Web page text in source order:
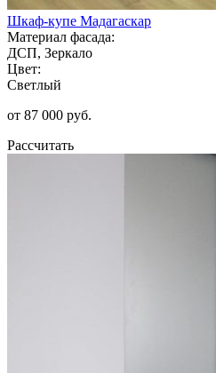
Шкаф-купе Мадагаскар
Материал фасада:
ДСП, Зеркало
Цвет:
Светлый
от 87 000 руб.
Рассчитать